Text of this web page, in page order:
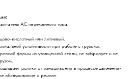
AC переменного тока.
кислотный или литиевый.
устойчивости при работе с грузами.
формы из утолщенной стали, не вибрирует и не
ролики от изнашивания в процессе движения-
обслуживание и ремонт.